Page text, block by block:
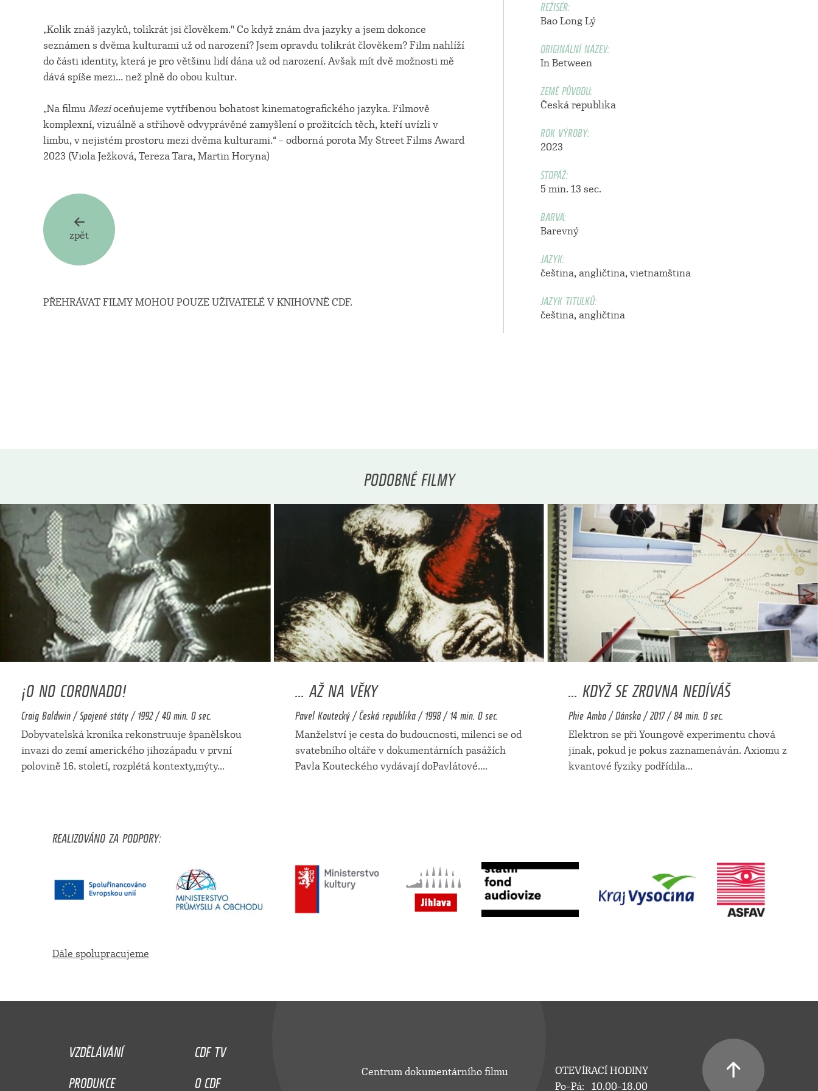
„Kolik znáš jazyků, tolikrát jsi člověkem." Co když znám dva jazyky a jsem dokonce
seznámen s dvěma kulturami už od narození? Jsem opravdu tolikrát člověkem? Film nahlíží
do části identity, která je pro většinu lidí dána už od narození. Avšak mít dvě možnosti mě
dává spíše mezi... než plně do obou kultur.
„Na filmuMezioceňujeme vytříbenou bohatost kinematografického jazyka. Filmově
komplexní, vizuálně a střihově odvyprávěné zamyšlení o prožitcích těch, kteří uvízli v
limbu, v nejistém prostoru mezi dvěma kulturami.“ – odborná porota My Street Films Award
2023 (Viola Ježková, Tereza Tara, Martin Horyna)
REŽISÉR:
Bao Long Lý
ORIGINÁLNÍ NÁZEV:
In Between
ZEMĚ PŮVODU:
Česká republika
ROK VÝROBY:
2023
STOPÁŽ:
5 min. 13 sec.
BARVA:
Barevný
JAZYK:
čeština, angličtina, vietnamština
JAZYK TITULKŮ:
čeština, angličtina
zpět
PŘEHRÁVAT FILMY MOHOU POUZE UŽIVATELÉ V KNIHOVNĚ CDF.
PODOBNÉ FILMY
¡O NO CORONADO!
Craig Baldwin / Spojené státy / 1992 / 40 min. 0 sec.
Dobyvatelská kronika rekonstruuje španělskou
invazi do zemí amerického jihozápadu v první
polovině 16. století, rozplétá kontexty,mýty...
... AŽ NA VĚKY
Pavel Koutecký / Česká republika / 1998 / 14 min. 0 sec.
Manželství je cesta do budoucnosti, milenci se od
svatebního oltáře v dokumentárních pasážích
Pavla Kouteckého vydávají doPavlátové....
... KDYŽ SE ZROVNA NEDÍVÁŠ
Phie Ambo / Dánsko / 2017 / 84 min. 0 sec.
Elektron se při Youngově experimentu chová
jinak, pokud je pokus zaznamenáván. Axiomu z
kvantové fyziky podřídila...
REALIZOVÁNO ZA PODPORY:
Dále spolupracujeme
VZDĚLÁVÁNÍ
CDF TV
PRODUKCE
O CDF Centrum dokumentárního filmu
OTEVÍRACÍ HODINY
Po–Pá:
10.00–18.00